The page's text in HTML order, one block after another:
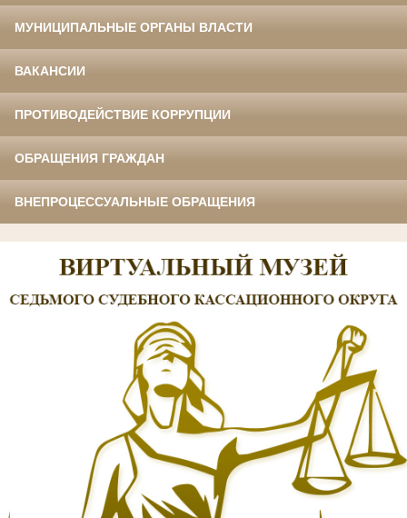
МУНИЦИПАЛЬНЫЕ ОРГАНЫ ВЛАСТИ
ВАКАНСИИ
ПРОТИВОДЕЙСТВИЕ КОРРУПЦИИ
ОБРАЩЕНИЯ ГРАЖДАН
ВНЕПРОЦЕССУАЛЬНЫЕ ОБРАЩЕНИЯ